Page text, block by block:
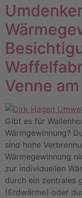
Venne
Gibt es für
Wärmgewinnung?
sind hohe
Wärmegewinnung
zur individuellen
durch ein zentrales
(Erdwärme) oder